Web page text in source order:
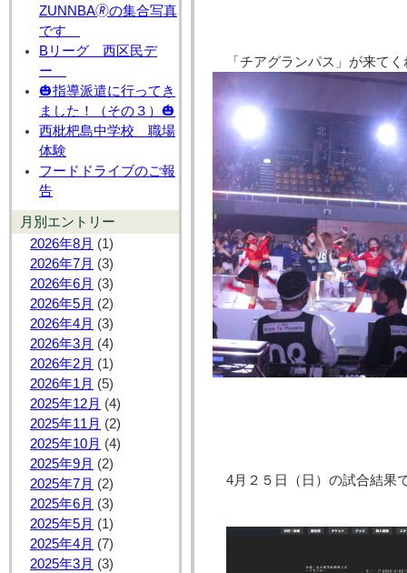
ZUNNBA🄬の集合写真
です
Bリーグ 西区民デ
ー
🎃指導派遣に行ってき
ました！（その３）🎃
西枇杷島中学校 職場
体験
フードドライブのご報
告
月別エントリー
2026年8月 (1)
2026年7月 (3)
2026年6月 (3)
2026年5月 (2)
2026年4月 (3)
2026年3月 (4)
2026年2月 (1)
2026年1月 (5)
2025年12月 (4)
2025年11月 (2)
2025年10月 (4)
2025年9月 (2)
2025年7月 (2)
2025年6月 (3)
2025年5月 (1)
2025年4月 (7)
2025年3月 (3)
「チアグランパス」が来て
4月２５日（日）の試合結